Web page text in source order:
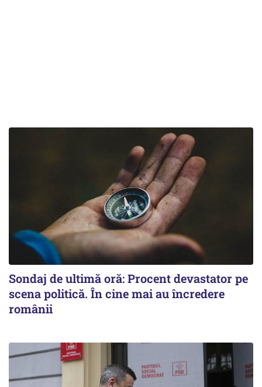
Sondaj de ultimă oră: Procent devastator pe
scena politică. În cine mai au încredere
românii